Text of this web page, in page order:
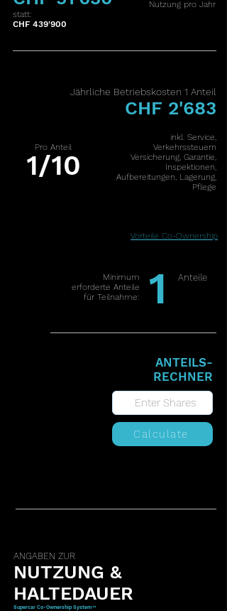
Nutzung pro Jahr
statt:
CHF 439'900
Jährliche Betriebskosten 1 Anteil
1/10
Pro Anteil
CHF 2'683
inkl. Service,
Verkehrssteuern
Versicherung, Garantie,
Inspektionen,
Aufbereitungen, Lagerung,
Pflege
Vorteile Co-Ownership
Minimum
erforderte Anteile
für Teilnahme:
1 Anteile
ANTEILS-
RECHNER
Calculate
ANGABEN ZUR
NUTZUNG &
HALTEDAUER
Supercar Co-Ownership System™